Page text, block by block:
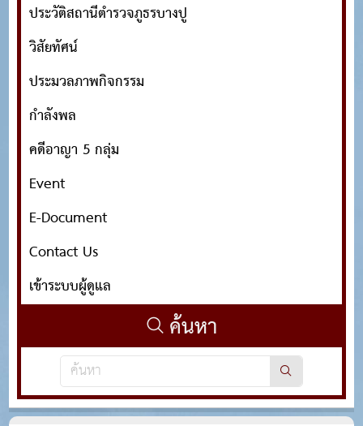
ประวัติสถานีตำรวจภูธรบางปู
วิสัยทัศน์
ประมวลภาพกิจกรรม
กำลังพล
คดีอาญา 5 กลุ่ม
Event
E-Document
Contact Us
เข้าระบบผู้ดูแล
ค้นหา